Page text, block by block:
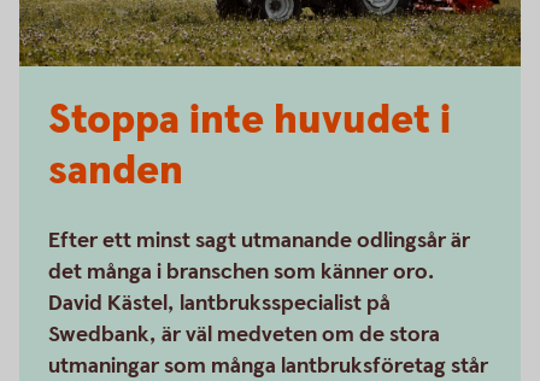
Stoppa inte huvudet i
sanden
Efter ett minst sagt utmanande odlingsår är
det många i branschen som känner oro.
David Kästel, lantbruksspecialist på
Swedbank, är väl medveten om de stora
utmaningar som många lantbruksföretag står